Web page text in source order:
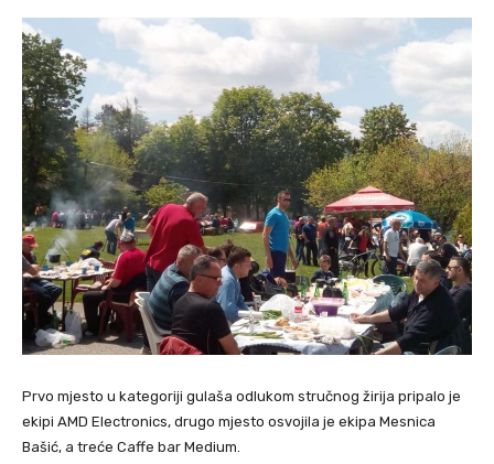
Prvo mjesto u kategoriji gulaša odlukom stručnog žirija pripalo je
ekipi AMD Electronics, drugo mjesto osvojila je ekipa Mesnica
Bašić, a treće Caffe bar Medium.